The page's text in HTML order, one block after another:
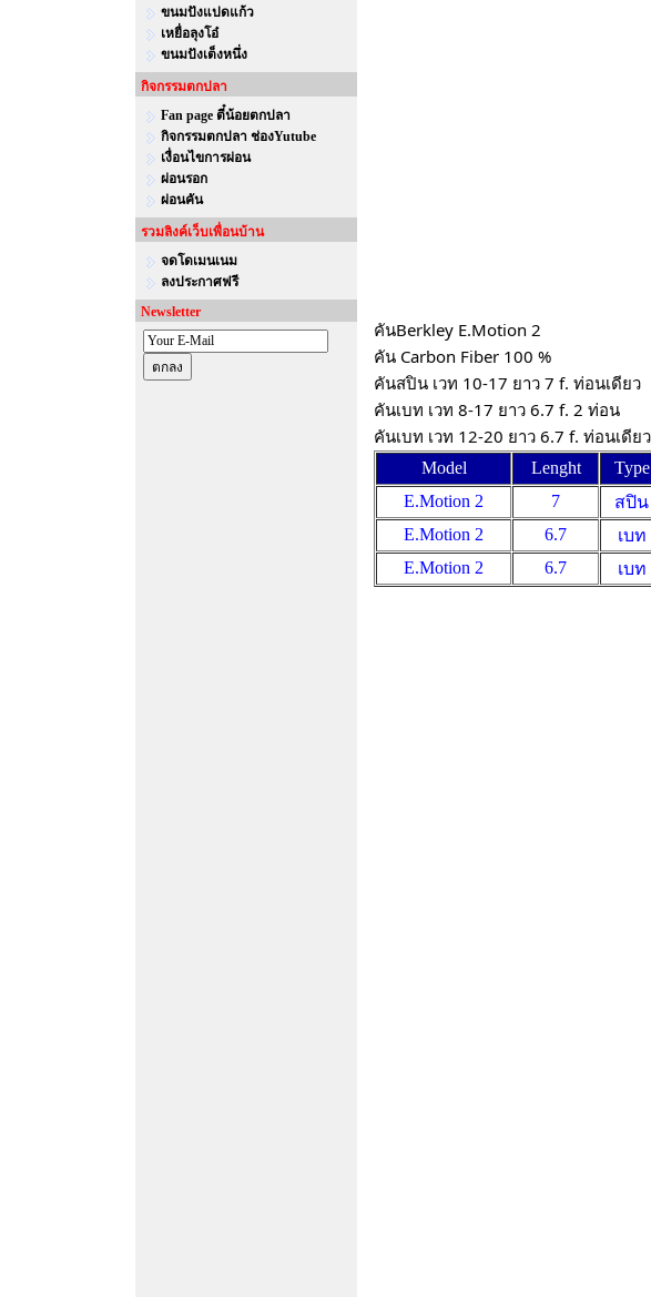
ขนมปังแปดแก้ว
เหยื่อลุงโอ๋
ขนมปังเต็งหนึ่ง
กิจกรรมตกปลา
Fan page ตี๋น้อยตกปลา
กิจกรรมตกปลา ช่องYutube
เงื่อนไขการผ่อน
ผ่อนรอก
ผ่อนคัน
รวมลิงค์เว็บเพื่อนบ้าน
จดโดเมนเนม
ลงประกาศฟรี
Newsletter
คันBerkley E.Motion 2
คัน Carbon Fiber 100 %
คันสปิน เวท 10-17 ยาว 7 f. ท่อนเดียว
คันเบท เวท 8-17 ยาว 6.7 f. 2 ท่อน
Model Lenght Type
E.Motion 2
7 สปิน
E.Motion 2
6.7 เบท
E.Motion 2
6.7 เบท